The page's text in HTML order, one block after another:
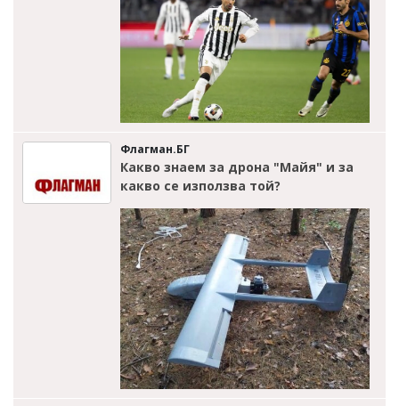
Флагман.БГ
Какво знаем за дрона "Майя" и за
какво се използва той?